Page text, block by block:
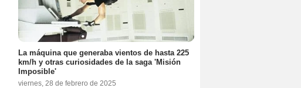
La máquina que generaba vientos de hasta 225
km/h y otras curiosidades de la saga 'Misión
Imposible'
viernes, 28 de febrero de 2025